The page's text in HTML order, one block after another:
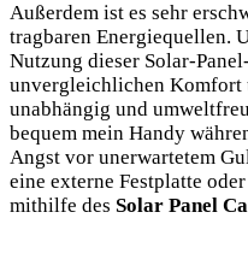
Außerdem ist​ es sehr
‌tragbaren Energiequellen.
Nutzung dieser Solar-
unvergleichlichen⁣ Komfort
unabhängig und‌
bequem mein Handy
‌Angst⁣ vor ⁤unerwartetem
eine externe Festplatte
⁤mithilfe​ des Solar ​Panel